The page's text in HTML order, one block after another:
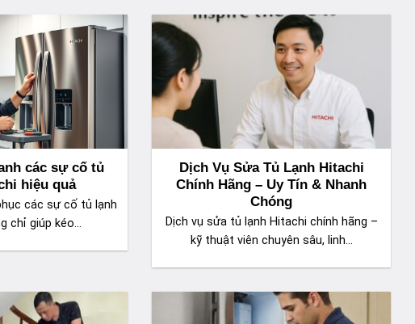
các sự cố tủ
hiệu quả
các sự cố tủ lạnh
chỉ giúp kéo...
Dịch Vụ Sửa Tủ Lạnh Hitachi
Chính Hãng – Uy Tín & Nhanh
Chóng
Dịch vụ sửa tủ lạnh Hitachi chính hãng –
kỹ thuật viên chuyên sâu, linh...